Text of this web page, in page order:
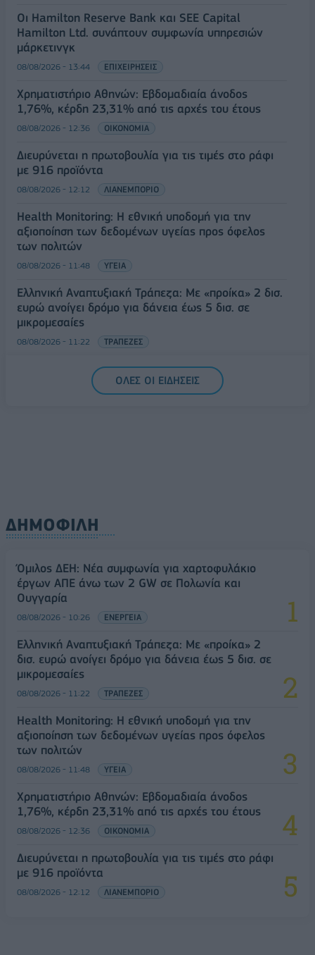
Οι Hamilton Reserve Bank και SEE Capital
Hamilton Ltd. συνάπτουν συμφωνία υπηρεσιών
μάρκετινγκ
08/08/2026 - 13:44 ΕΠΙΧΕΙΡΗΣΕΙΣ
Χρηματιστήριο Αθηνών: Εβδομαδιαία άνοδος
1,76%, κέρδη 23,31% από τις αρχές του έτους
08/08/2026 - 12:36 ΟΙΚΟΝΟΜΙΑ
Διευρύνεται η πρωτοβουλία για τις τιμές στο ράφι
με 916 προϊόντα
08/08/2026 - 12:12 ΛΙΑΝΕΜΠΟΡΙΟ
Health Monitoring: Η εθνική υποδομή για την
αξιοποίηση των δεδομένων υγείας προς όφελος
των πολιτών
08/08/2026 - 11:48 ΥΓΕΙΑ
Ελληνική Αναπτυξιακή Τράπεζα: Με «προίκα» 2 δισ.
ευρώ ανοίγει δρόμο για δάνεια έως 5 δισ. σε
μικρομεσαίες
08/08/2026 - 11:22 ΤΡΑΠΕΖΕΣ
5G παντού, 6G στον ορίζοντα: Πού βρίσκεται η
Ελλάδα στη μεγάλη τεχνολογική μετάβαση
ΟΛΕΣ ΟΙ ΕΙΔΗΣΕΙΣ
ΔΗΜΟΦΙΛΗ
Όμιλος ΔΕΗ: Νέα συμφωνία για χαρτοφυλάκιο
έργων ΑΠΕ άνω των 2 GW σε Πολωνία και
Ουγγαρία
08/08/2026 - 10:26 ΕΝΕΡΓΕΙΑ
Ελληνική Αναπτυξιακή Τράπεζα: Με «προίκα» 2
δισ. ευρώ ανοίγει δρόμο για δάνεια έως 5 δισ. σε
μικρομεσαίες
08/08/2026 - 11:22 ΤΡΑΠΕΖΕΣ
Health Monitoring: Η εθνική υποδομή για την
αξιοποίηση των δεδομένων υγείας προς όφελος
των πολιτών
08/08/2026 - 11:48 ΥΓΕΙΑ
Χρηματιστήριο Αθηνών: Εβδομαδιαία άνοδος
1,76%, κέρδη 23,31% από τις αρχές του έτους
08/08/2026 - 12:36 ΟΙΚΟΝΟΜΙΑ
Διευρύνεται η πρωτοβουλία για τις τιμές στο ράφι
με 916 προϊόντα
08/08/2026 - 12:12 ΛΙΑΝΕΜΠΟΡΙΟ